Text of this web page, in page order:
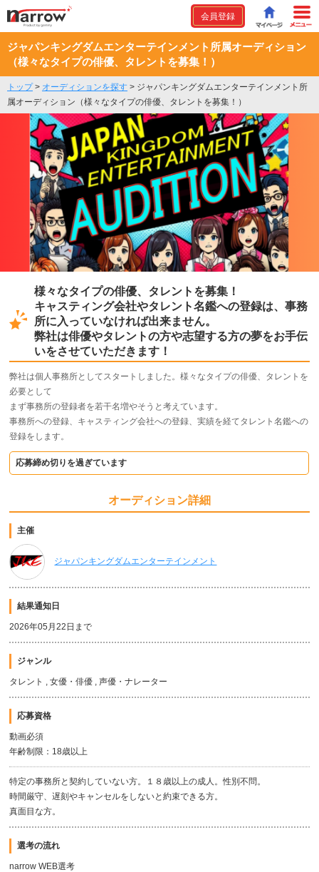
会員登録
ジャパンキングダムエンターテインメント所属オーディション
（様々なタイプの俳優、タレントを募集！）
トップ> オーディションを探す > ジャパンキングダムエンターテインメント所
属オーディション（様々なタイプの俳優、タレントを募集！）
様々なタイプの俳優、タレントを募集！
キャスティング会社やタレント名鑑への登録は、事務
所に入っていなければ出来ません。
弊社は俳優やタレントの方や志望する方の夢をお手伝
いをさせていただきます！
弊社は個人事務所としてスタートしました。様々なタイプの俳優、タレントを
必要として
まず事務所の登録者を若干名増やそうと考えています。
事務所への登録、キャスティング会社への登録、実績を経てタレント名鑑への
登録をします。
応募締め切りを過ぎています
オーディション詳細
主催
ジャパンキングダムエンターテインメント
結果通知日
2026年05月22日まで
ジャンル
タレント , 女優・俳優 , 声優・ナレーター
応募資格
動画必須
年齢制限：18歳以上
特定の事務所と契約していない方。１８歳以上の成人。性別不問。
時間厳守、遅刻やキャンセルをしないと約束できる方。
真面目な方。
選考の流れ
narrow WEB選考